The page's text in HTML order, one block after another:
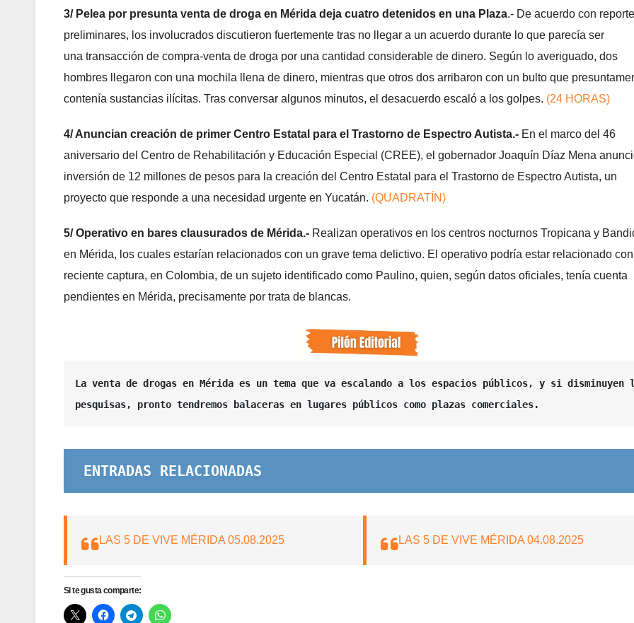
3/ Pelea por presunta venta de droga en Mérida deja cuatro detenidos en una Plaza.- De acuerdo con
preliminares, los involucrados discutieron fuertemente tras no llegar a un acuerdo durante lo que parecía ser
una transacción de compra-venta de droga por una cantidad considerable de dinero. Según lo averiguado, dos
hombres llegaron con una mochila llena de dinero, mientras que otros dos arribaron con un bulto que
contenía sustancias ilícitas. Tras conversar algunos minutos, el desacuerdo escaló a los golpes. (24 HORAS)
4/ Anuncian creación de primer Centro Estatal para el Trastorno de Espectro Autista.- En el marco del 46
aniversario del Centro de Rehabilitación y Educación Especial (CREE), el gobernador Joaquín Díaz Mena
inversión de 12 millones de pesos para la creación del Centro Estatal para el Trastorno de Espectro Autista, un
proyecto que responde a una necesidad urgente en Yucatán. (QUADRATÍN)
5/ Operativo en bares clausurados de Mérida.- Realizan operativos en los centros nocturnos Tropicana y
en Mérida, los cuales estarían relacionados con un grave tema delictivo. El operativo podría estar relacionado
reciente captura, en Colombia, de un sujeto identificado como Paulino, quien, según datos oficiales, tenía cuenta
pendientes en Mérida, precisamente por trata de blancas.
La venta de drogas en Mérida es un tema que va escalando a los espacios públicos, y si disminuyen
pesquisas, pronto tendremos balaceras en lugares públicos como plazas comerciales.
ENTRADAS RELACIONADAS
LAS 5 DE VIVE MÉRIDA 05.08.2025 LAS 5 DE VIVE MÉRIDA 04.08.2025
Si te gusta comparte: